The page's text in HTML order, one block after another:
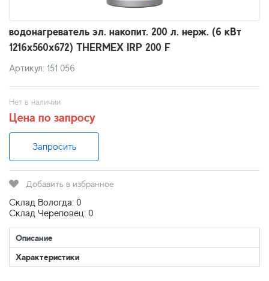
водонагреватель эл. накопит. 200 л. нерж. (6 кВт
1216х560х672) THERMEX IRP 200 F
Артикул: 151 056
Нет в наличии
Цена по запросу
Запросить
Добавить в избранное
Склад Вологда: 0
Склад Череповец: 0
Описание
Характеристики